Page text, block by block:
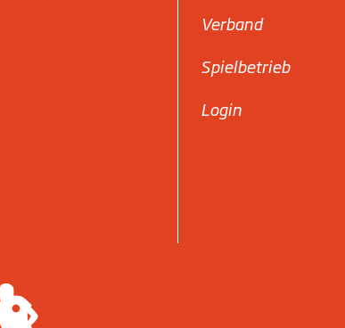
Verband
Spielbetrieb
Login